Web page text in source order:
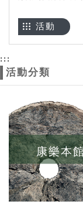
活動
:::
活動分類
康樂本